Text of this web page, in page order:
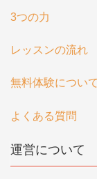
3つの力
レッスンの流れ
無料体験について
よくある質問
運営について